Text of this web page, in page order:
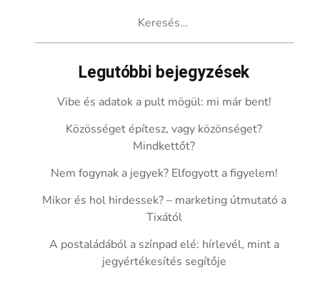
Legutóbbi bejegyzések
Vibe és adatok a pult mögül: mi már bent!
Közösséget építesz, vagy közönséget?
Mindkettőt?
Nem fogynak a jegyek? Elfogyott a figyelem!
Mikor és hol hirdessek? – marketing útmutató a
Tixától
A postaládából a színpad elé: hírlevél, mint a
jegyértékesítés segítője